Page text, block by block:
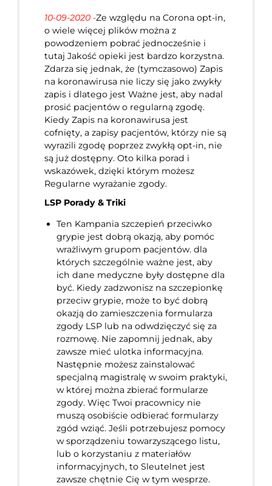
10-09-2020 -Ze względu na Corona opt-in,
o wiele więcej plików można z
powodzeniem pobrać jednocześnie i
tutaj Jakość opieki jest bardzo korzystna.
Zdarza się jednak, że (tymczasowo) Zapis
na koronawirusa nie liczy się jako zwykły
zapis i dlatego jest Ważne jest, aby nadal
prosić pacjentów o regularną zgodę.
Kiedy Zapis na koronawirusa jest
cofnięty, a zapisy pacjentów, którzy nie są
wyrazili zgodę poprzez zwykłą opt-in, nie
są już dostępny. Oto kilka porad i
wskazówek, dzięki którym możesz
Regularne wyrażanie zgody.
LSP Porady & Triki
Ten Kampania szczepień przeciwko
grypie jest dobrą okazją, aby pomóc
wrażliwym grupom pacjentów. dla
których szczególnie ważne jest, aby
ich dane medyczne były dostępne dla
być. Kiedy zadzwonisz na szczepionkę
przeciw grypie, może to być dobrą
okazją do zamieszczenia formularza
zgody LSP lub na odwdzięczyć się za
rozmowę. Nie zapomnij jednak, aby
zawsze mieć ulotka informacyjna.
Następnie możesz zainstalować
specjalną magistralę w swoim praktyki,
w której można zbierać formularze
zgody. Więc Twoi pracownicy nie
muszą osobiście odbierać formularzy
zgód wziąć. Jeśli potrzebujesz pomocy
w sporządzeniu towarzyszącego listu,
lub o korzystaniu z materiałów
informacyjnych, to Sleutelnet jest
zawsze chętnie Cię w tym wesprze.